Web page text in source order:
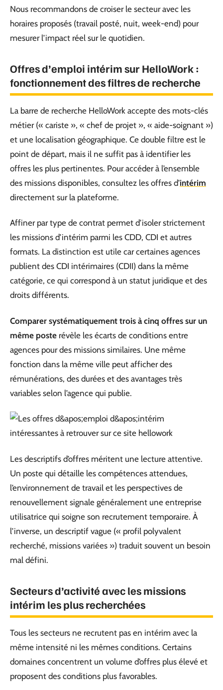
Nous recommandons de croiser le secteur avec les
horaires proposés (travail posté, nuit, week-end) pour
mesurer l’impact réel sur le quotidien.
Offres d’emploi intérim sur HelloWork :
fonctionnement des filtres de recherche
La barre de recherche HelloWork accepte des mots-clés
métier (« cariste », « chef de projet », « aide-soignant »)
et une localisation géographique. Ce double filtre est le
point de départ, mais il ne suffit pas à identifier les
offres les plus pertinentes. Pour accéder à l’ensemble
des missions disponibles, consultez les offres d’intérim
directement sur la plateforme.
Affiner par type de contrat permet d’isoler strictement
les missions d’intérim parmi les CDD, CDI et autres
formats. La distinction est utile car certaines agences
publient des CDI intérimaires (CDII) dans la même
catégorie, ce qui correspond à un statut juridique et des
droits différents.
Comparer systématiquement trois à cinq offres sur un
même poste révèle les écarts de conditions entre
agences pour des missions similaires. Une même
fonction dans la même ville peut afficher des
rémunérations, des durées et des avantages très
variables selon l’agence qui publie.
Les descriptifs d’offres méritent une lecture attentive.
Un poste qui détaille les compétences attendues,
l’environnement de travail et les perspectives de
renouvellement signale généralement une entreprise
utilisatrice qui soigne son recrutement temporaire. À
l’inverse, un descriptif vague (« profil polyvalent
recherché, missions variées ») traduit souvent un besoin
mal défini.
Secteurs d’activité avec les missions
intérim les plus recherchées
Tous les secteurs ne recrutent pas en intérim avec la
même intensité ni les mêmes conditions. Certains
domaines concentrent un volume d’offres plus élevé et
proposent des conditions plus favorables.